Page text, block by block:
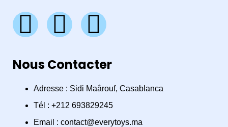
F
a
c
e
I
n
s
t
W
h
a
t
Nous Contacter
Adresse : Sidi Maârouf, Casablanca
Tél : +212 693829245
Email : contact@everytoys.ma